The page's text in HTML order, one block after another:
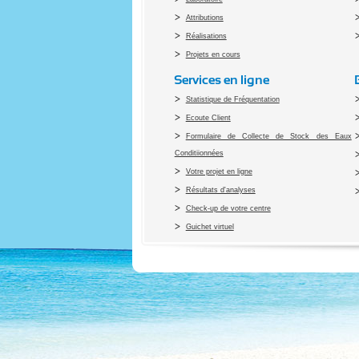
Attributions
Réalisations
Projets en cours
Services en ligne
Statistique de Fréquentation
Ecoute Client
Formulaire de Collecte de Stock des Eaux
Conditiionnées
Votre projet en ligne
Résultats d'analyses
Check-up de votre centre
Guichet virtuel